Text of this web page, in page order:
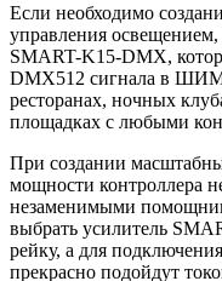
Если необходимо
управления
SMART-K15-DMX,
DMX512 сигнала в
ресторанах, ночных
площадках с любыми
При создании
мощности контроллера
незаменимыми
выбрать усилитель
рейку, а для
прекрасно подойдут